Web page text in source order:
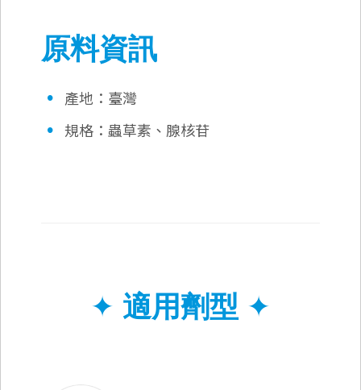
原料資訊
• 產地：臺灣
• 規格：蟲草素、腺核苷
✦ 適用劑型 ✦